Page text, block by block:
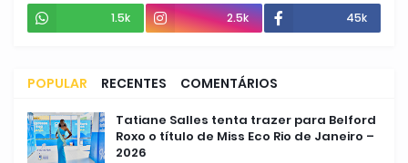
1.5k 2.5k 45k
POPULAR RECENTES COMENTÁRIOS
Tatiane Salles tenta trazer para Belford
Roxo o título de Miss Eco Rio de Janeiro –
2026